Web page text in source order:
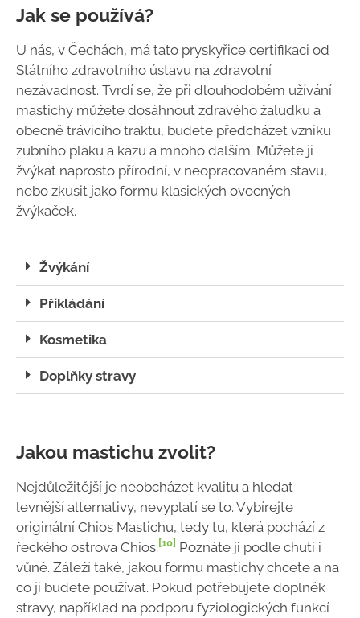
Jak se používá?
U nás, v Čechách, má tato pryskyřice certifikaci od
Státního zdravotního ústavu na zdravotní
nezávadnost. Tvrdí se, že při dlouhodobém užívání
mastichy můžete dosáhnout zdravého žaludku a
obecně trávicího traktu, budete předcházet vzniku
zubního plaku a kazu a mnoho dalším. Můžete ji
žvýkat naprosto přírodní, v neopracovaném stavu,
nebo zkusit jako formu klasických ovocných
žvýkaček.
Žvýkání
Přikládání
Kosmetika
Doplňky stravy
Jakou mastichu zvolit?
Nejdůležitější je neobcházet kvalitu a hledat
levnější alternativy, nevyplatí se to. Vybírejte
originální Chios Mastichu, tedy tu, která pochází z
řeckého ostrova Chios. [10] Poznáte ji podle chuti i
vůně. Záleží také, jakou formu mastichy chcete a na
co ji budete používat. Pokud potřebujete doplněk
stravy, například na podporu fyziologických funkcí